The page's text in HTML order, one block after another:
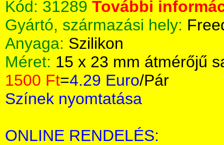
Kód: 31289 További
Gyártó, származási hely:
Anyaga: Szilikon
Méret: 15 x 23 mm átmérőjű
1500 Ft=4.29 Euro/Pár
Színek nyomtatása
ONLINE RENDELÉS: